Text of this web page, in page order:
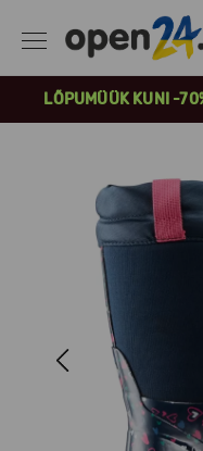
LÕPUMÜÜK KUNI -
Previous